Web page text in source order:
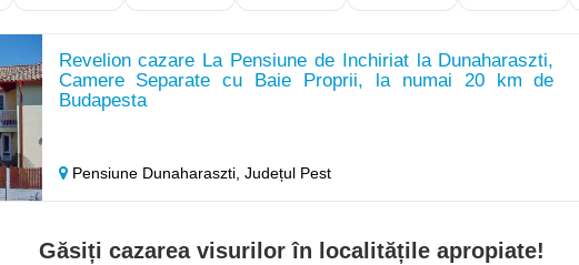
Revelion cazare La Pensiune de Inchiriat la Dunaharaszti,
Camere Separate cu Baie Proprii, la numai 20 km de
Budapesta
Pensiune Dunaharaszti, Județul Pest
Găsiți cazarea visurilor în localitățile apropiate!